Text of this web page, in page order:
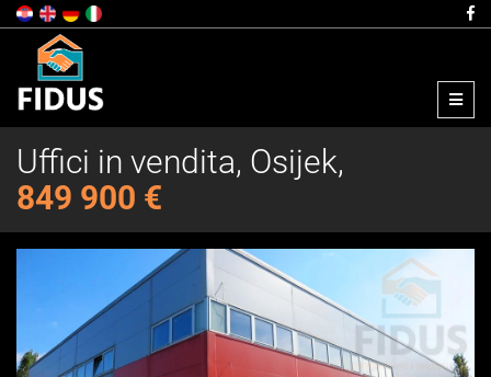
Menu
Uffici in vendita, Osijek,
849 900 €